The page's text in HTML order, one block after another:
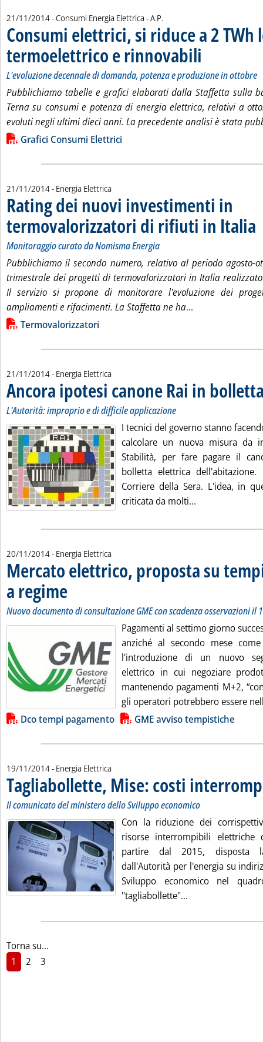
21/11/2014- Consumi Energia Elettrica -di:
A.P.
Consumi elettrici, si riduce a 2 TWh
termoelettrico e rinnovabili
L'evoluzione decennale di domanda, potenza e produzione in ottobre
Pubblichiamo tabelle e grafici elaborati dalla Staffetta sulla
Terna su consumi e potenza di energia elettrica, relativi a
evoluti negli ultimi dieci anni. La precedente analisi è stata
Lista allegati PDF alla notizia
Grafici Consumi Elettrici
21/11/2014- Energia Elettrica
Rating dei nuovi investimenti in
termovalorizzatori di rifiuti in Italia
Monitoraggio curato da Nomisma Energia
Pubblichiamo il secondo numero, relativo al periodo agosto-
trimestrale dei progetti di termovalorizzatori in Italia
Il servizio si propone di monitorare l'evoluzione dei
ampliamenti e rifacimenti. La Staffetta ne ha...
Lista allegati PDF alla notizia
Termovalorizzatori
21/11/2014- Energia Elettrica
Ancora ipotesi canone Rai in
L'Autorità: improprio e di difficile applicazione
I tecnici del governo stanno
calcolare un nuova misura da
Stabilità, per fare pagare il
bolletta elettrica
Corriere della Sera. L'idea, in
criticata da molti...
20/11/2014- Energia Elettrica
Mercato elettrico, proposta su
a regime . Sottotitolo: Nuovo documento di consultazione GME con scadenza
. Pubblicata giovedì 20 novembre 2014 alle 12.58.
Nuovo documento di consultazione GME con scadenza osservazioni il
Pagamenti al settimo giorno
anziché al secondo mese
l'introduzione di un nuovo
elettrico in cui negoziare
mantenendo pagamenti M+2,
gli operatori potrebbero essere
Lista allegati PDF alla notizia
Dco tempi pagamento GME avviso tempistiche
19/11/2014- Energia Elettrica
Tagliabollette, Mise: costi
Il comunicato del ministero dello Sviluppo economico
Con la riduzione dei
risorse interrompibili elettriche
partire dal 2015, disposta
dall'Autorità per l'energia su
Sviluppo economico nel
"tagliabollette"...
Torna su...
1
2 3